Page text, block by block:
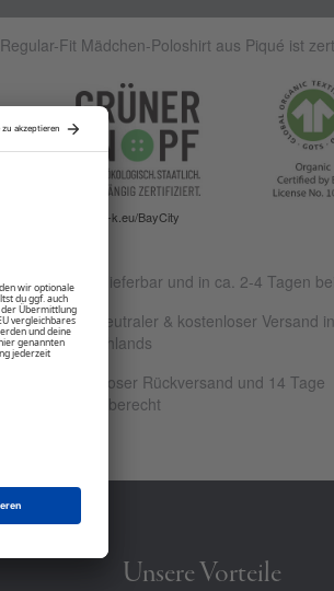
Regular-Fit Mädchen-Poloshirt aus Piqué ist
www.g-k.eu/BayCity
Sofort lieferbar und in ca. 2-4 Tagen
Klimaneutraler & kostenloser Versand
Deutschlands
Kostenloser Rückversand und 14 Tage
Rückgaberecht
Unsere Vorteile